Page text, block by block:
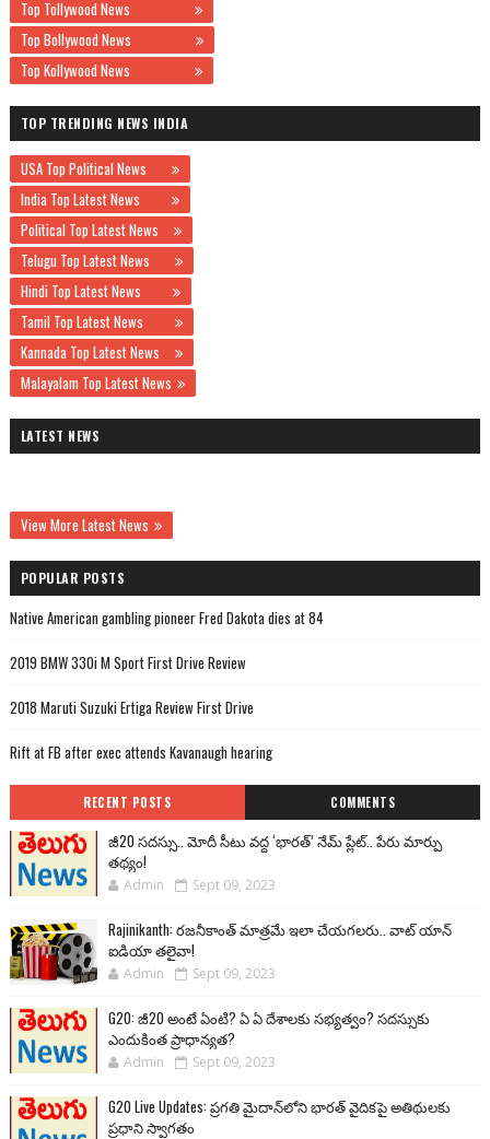
Top Tollywood News
Top Bollywood News
Top Kollywood News
TOP TRENDING NEWS INDIA
USA Top Political News
India Top Latest News
Political Top Latest News
Telugu Top Latest News
Hindi Top Latest News
Tamil Top Latest News
Kannada Top Latest News
Malayalam Top Latest News
LATEST NEWS
View More Latest News
POPULAR POSTS
Native American gambling pioneer Fred Dakota dies at 84
2019 BMW 330i M Sport First Drive Review
2018 Maruti Suzuki Ertiga Review First Drive
Rift at FB after exec attends Kavanaugh hearing
RECENT POSTS COMMENTS
జీ20 సదస్సు.. మోదీ సీటు వద్ద ‘భారత్’ నేమ్ ప్లేట్‌.. పేరు మార్పు
తథ్యం!
Admin Sept 09, 2023
Rajinikanth: రజనీకాంత్ మాత్రమే ఇలా చేయగలరు.. వాట్ యాన్
ఐడియా తలైవా!
Admin Sept 09, 2023
G20: జీ20 అంటే ఏంటి? ఏ ఏ దేశాలకు సభ్యత్వం? సదస్సుకు
ఎందుకింత ప్రాధాన్యత?
Admin Sept 09, 2023
G20 Live Updates: ప్రగతి మైదాన్‌లోని భారత్ వైదికపై అతిథులకు
ప్రధాని స్వాగతం